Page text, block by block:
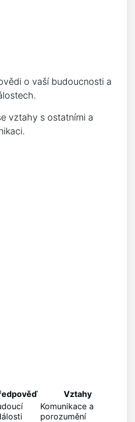
o vaší budoucnosti a
vztahy s ostatními a
Vztahy
Komunikace a
porozumění